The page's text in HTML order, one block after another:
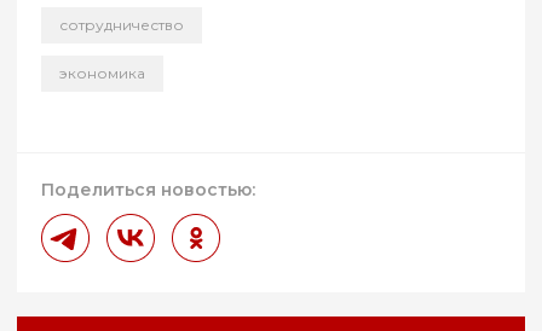
сотрудничество
экономика
Поделиться новостью: